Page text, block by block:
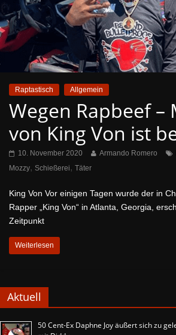
Raptastisch Allgemein
Wegen Rapbeef –
von King Von ist
10. November 2020 Armando Romero
Mozzy, Schießerei, Täter
King Von Vor einigen Tagen wurde der in
Rapper „King Von“ in Atlanta, Georgia,
Zeitpunkt
Weiterlesen
Aktuell
50 Cent-Ex Daphne Joy äußert sich zu